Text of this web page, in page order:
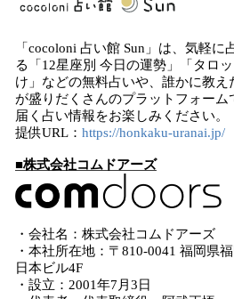
「cocoloni 占い館 Sun」は、気軽
る「12星座別 今日の運勢」「タロ
け」などの無料占いや、誰かに教
が盛りだくさんのプラットフォー
届く占い情報をお楽しみください。
提供URL： https://honkaku-uranai.jp/
■株式会社コムドアーズ
・会社名：株式会社コムドアーズ
・本社所在地：〒810-0041 福岡県
日本ビル4F
・設立：2001年7月3日